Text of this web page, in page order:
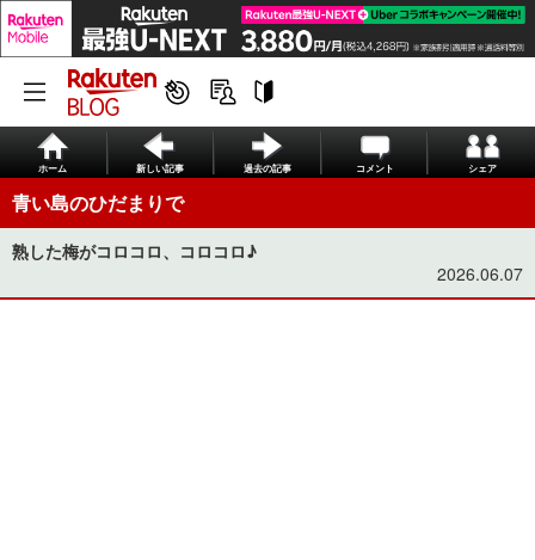
ホーム 新しい記事 過去の記事 コメント シェア
青い島のひだまりで
熟した梅がコロコロ、コロコロ♪
2026.06.07